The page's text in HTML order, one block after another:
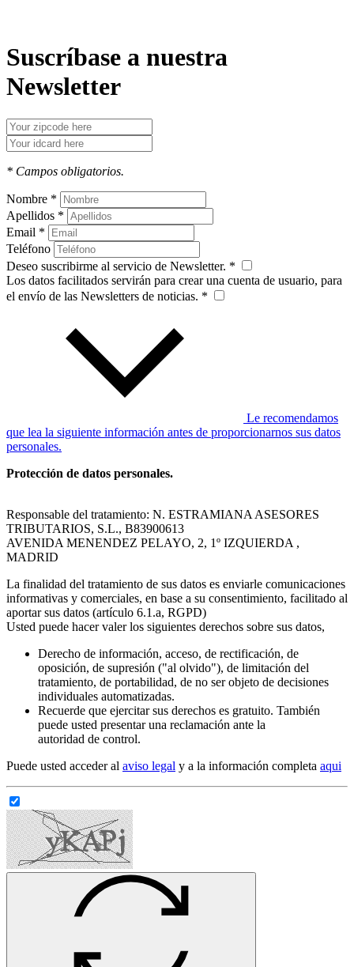
Suscríbase a nuestra
Newsletter
* Campos obligatorios.
Nombre *
Apellidos *
Email *
Teléfono
Deseo suscribirme al servicio de Newsletter. *
Los datos facilitados servirán para crear una cuenta de usuario, para
el envío de las Newsletters de noticias. *
Le recomendamos
que lea la siguiente información antes de proporcionarnos sus datos
personales.
Protección de datos personales.
Responsable del tratamiento: N. ESTRAMIANA ASESORES
TRIBUTARIOS, S.L., B83900613
AVENIDA MENENDEZ PELAYO, 2, 1º IZQUIERDA ,
MADRID
La finalidad del tratamiento de sus datos es enviarle comunicaciones
informativas y comerciales, en base a su consentimiento, facilitado al
aportar sus datos (artículo 6.1.a, RGPD)
Usted puede hacer valer los siguientes derechos sobre sus datos,
Derecho de información, acceso, de rectificación, de
oposición, de supresión ("al olvido"), de limitación del
tratamiento, de portabilidad, de no ser objeto de decisiones
individuales automatizadas.
Recuerde que ejercitar sus derechos es gratuito. También
puede usted presentar una reclamación ante la
autoridad de control.
Puede usted acceder al aviso legal y a la información completa aqui